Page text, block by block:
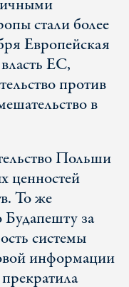
стали более
Европейская
ЕС,
против
в
Польши
ценностей
То же
за
системы
информации